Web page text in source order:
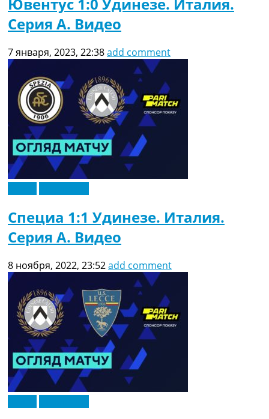
Ювентус 1:0 Удинезе. Италия.
Серия A. Видео
7 января, 2023, 22:38add comment
Специа 1:1 Удинезе. Италия.
Серия A. Видео
8 ноября, 2022, 23:52add comment